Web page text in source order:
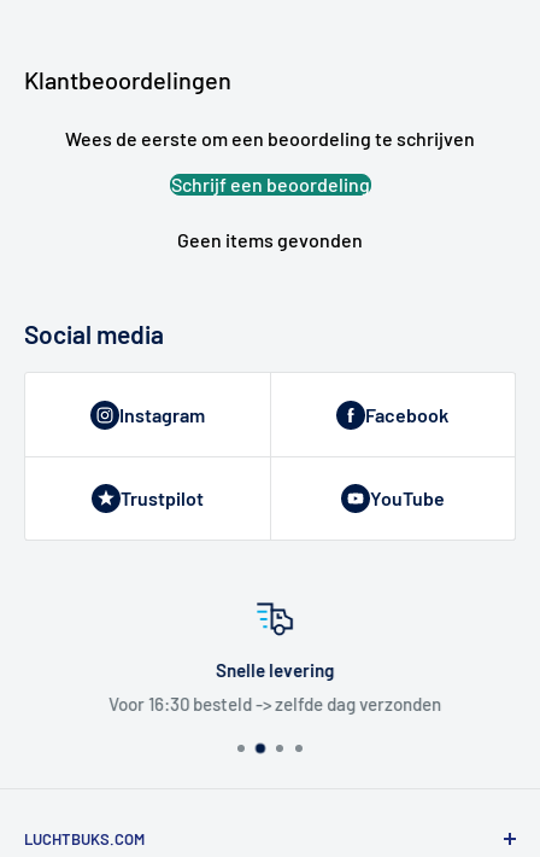
Klantbeoordelingen
Wees de eerste om een beoordeling te schrijven
Schrijf een beoordeling
Geen items gevonden
Social media
Instagram Facebook
Trustpilot YouTube
Snelle levering
Voor 16:30 besteld -> zelfde dag verzonden
LUCHTBUKS.COM